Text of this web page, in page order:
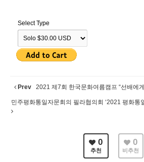
Select Type
Prev 2021 제7회 한국문화여름캠프 “선배에
민주평화통일자문회의 필라협의회 ‘2021 평화통
0
추천
0
비추천